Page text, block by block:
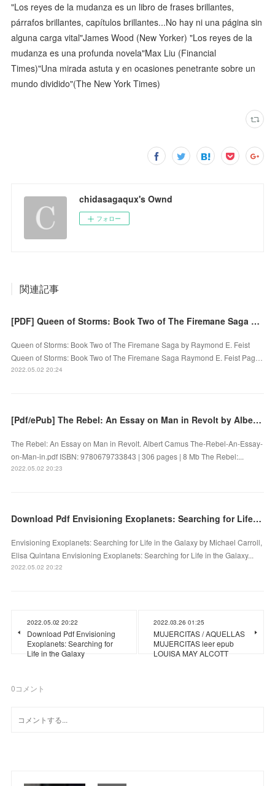
"Los reyes de la mudanza es un libro de frases brillantes,
párrafos brillantes, capítulos brillantes...No hay ni una página sin
alguna carga vital"James Wood (New Yorker) "Los reyes de la
mudanza es una profunda novela"Max Liu (Financial
Times)"Una mirada astuta y en ocasiones penetrante sobre un
mundo dividido"(The New York Times)
chidasagaqux's Ownd
フォロー
関連記事
[PDF] Queen of Storms: Book Two of The Firemane Saga download
Queen of Storms: Book Two of The Firemane Saga by Raymond E. Feist
Queen of Storms: Book Two of The Firemane Saga Raymond E. Feist Pag…
2022.05.02 20:24
[Pdf/ePub] The Rebel: An Essay on Man in Revolt by Albert Camus download ebook
The Rebel: An Essay on Man in Revolt. Albert Camus The-Rebel-An-Essay-
on-Man-in.pdf ISBN: 9780679733843 | 306 pages | 8 Mb The Rebel:...
2022.05.02 20:23
Download Pdf Envisioning Exoplanets: Searching for Life in the Galaxy
Envisioning Exoplanets: Searching for Life in the Galaxy by Michael Carroll,
Elisa Quintana Envisioning Exoplanets: Searching for Life in the Galaxy...
2022.05.02 20:22
2022.05.02 20:22
Download Pdf Envisioning
Exoplanets: Searching for
Life in the Galaxy
2022.03.26 01:25
MUJERCITAS / AQUELLAS
MUJERCITAS leer epub
LOUISA MAY ALCOTT
0コメント